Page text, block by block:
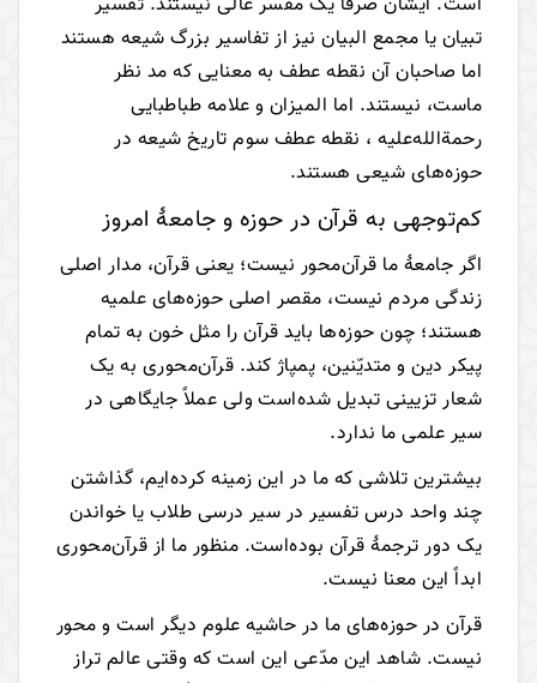
تبیان یا مجمع البیان نیز از تفاسیر بزرگ شیعه هستند
اما صاحبان آن نقطه عطف به معنایی که مد نظر
ماست، نیستند. اما المیزان و علامه طباطبایی
رحمة‌الله‌علیه ، نقطه عطف سوم تاریخ شیعه در
حوزه‌های شیعی هستند.
کم‌توجهی به قرآن در حوزه و جامعۀ امروز
اگر جامعۀ ما قرآن‌محور نیست؛ یعنی قرآن، مدار اصلی
زندگی مردم نیست، مقصر اصلی حوزه‌های علمیه
هستند؛ چون حوزه‌ها باید قرآن را مثل خون به تمام
پیکر دین و متدیّنین، پمپاژ کند. قرآن‌محوری به یک
شعار تزیینی تبدیل شده‌است ولی عملاً جایگاهی در
سیر علمی ما ندارد.
بیشترین تلاشی که ما در این زمینه کرده‌ایم، گذاشتن
چند واحد درس تفسیر در سیر درسی طلاب یا خواندن
یک دور ترجمۀ قرآن بوده‌است. منظور ما از قرآن‌محوری
ابداً این معنا نیست.
قرآن در حوزه‌های ما در حاشیه علوم دیگر است و محور
نیست. شاهد این مدّعی این است که وقتی عالم تراز